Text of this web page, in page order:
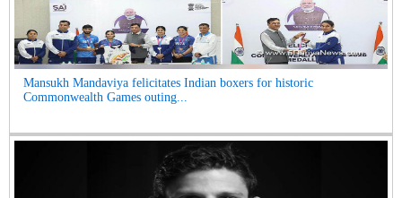
Mansukh Mandaviya felicitates Indian boxers for historic
Commonwealth Games outing...